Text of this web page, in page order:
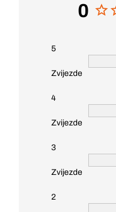
0
5
Zvijezde
4
Zvijezde
3
Zvijezde
2